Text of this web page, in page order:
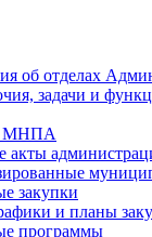
об отделах
задачи и
МНПА
акты
закупки
и планы
программы